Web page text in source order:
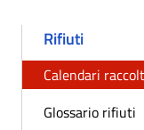
Rifiuti
Calendari
Glossario rifiuti